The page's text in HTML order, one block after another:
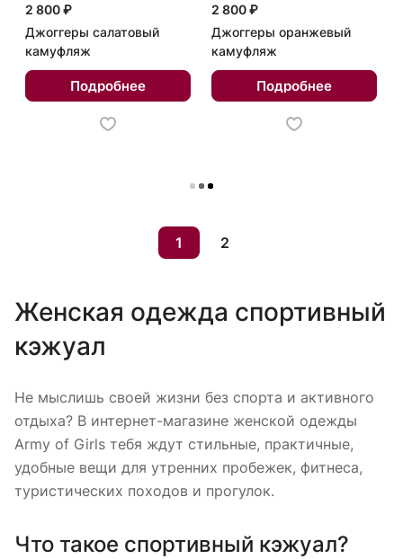
2 800 ₽
Джоггеры салатовый
камуфляж
Подробнее
2 800 ₽
Джоггеры оранжевый
камуфляж
Подробнее
Загрузить еще
1 2
Женская одежда спортивный
кэжуал
Не мыслишь своей жизни без спорта и активного
отдыха? В интернет-магазине женской одежды
Army of Girls тебя ждут стильные, практичные,
удобные вещи для утренних пробежек, фитнеса,
туристических походов и прогулок.
Что такое спортивный кэжуал?